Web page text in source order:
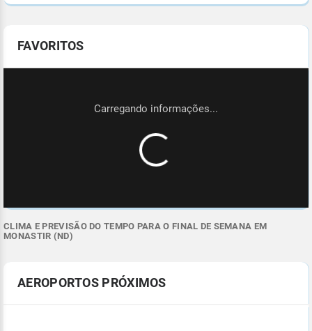
FAVORITOS
CLIMA E PREVISÃO DO TEMPO PARA O FINAL DE SEMANA EM
MONASTIR (ND)
AEROPORTOS PRÓXIMOS